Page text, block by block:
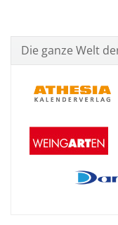
Die ganze Welt